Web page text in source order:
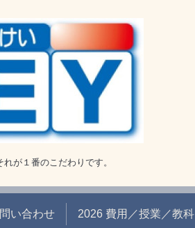
が１番のこだわりです。
い合わせ 2026 費用／授業／教科